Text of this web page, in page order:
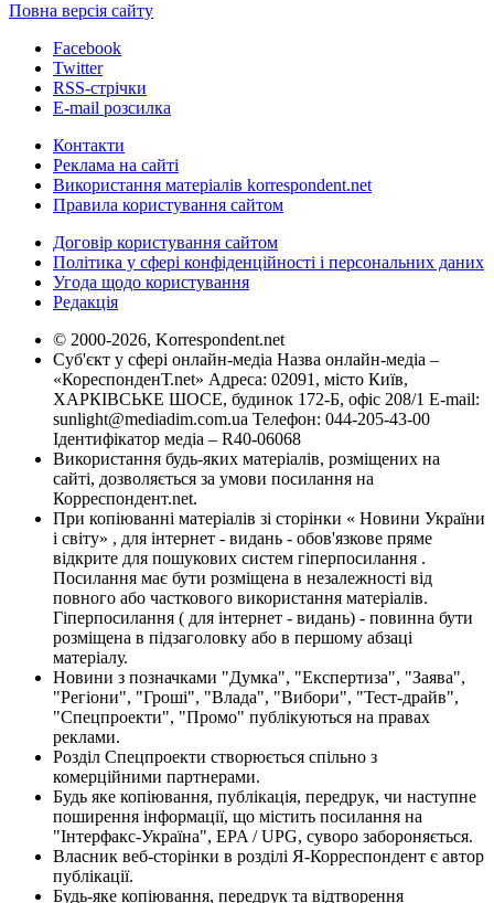
Повна версія сайту
Facebook
Twitter
RSS-стрічки
E-mail розсилка
Контакти
Реклама на сайті
Використання матеріалів korrespondent.net
Правила користування сайтом
Договір користування сайтом
Політика у сфері конфіденційності і персональних даних
Угода щодо користування
Редакція
© 2000-2026, Korrespondent.net
Суб'єкт у сфері онлайн-медіа Назва онлайн-медіа –
«КореспонденТ.net» Адреса: 02091, місто Київ,
ХАРКІВСЬКЕ ШОСЕ, будинок 172-Б, офіс 208/1 E-mail:
sunlight@mediadim.com.ua Телефон: 044-205-43-00
Ідентифікатор медіа – R40-06068
Використання будь-яких матеріалів, розміщених на
сайті, дозволяється за умови посилання на
Корреспондент.net.
При копіюванні матеріалів зі сторінки « Новини України
і світу» , для інтернет - видань - обов'язкове пряме
відкрите для пошукових систем гіперпосилання .
Посилання має бути розміщена в незалежності від
повного або часткового використання матеріалів.
Гіперпосилання ( для інтернет - видань) - повинна бути
розміщена в підзаголовку або в першому абзаці
матеріалу.
Новини з позначками "Думка", "Експертиза", "Заява",
"Регіони", "Гроші", "Влада", "Вибори", "Тест-драйв",
"Спецпроекти", "Промо" публікуються на правах
реклами.
Розділ Спецпроекти створюється спільно з
комерційними партнерами.
Будь яке копіювання, публікація, передрук, чи наступне
поширення інформації, що містить посилання на
"Інтерфакс-Україна", EPA / UPG, суворо забороняється.
Власник веб-сторінки в розділі Я-Корреспондент є автор
публікації.
Будь-яке копіювання, передрук та відтворення